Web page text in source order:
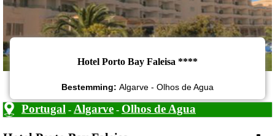
Hotel Porto Bay Faleisa ****
Bestemming: Algarve - Olhos de Agua
Portugal - Algarve - Olhos de Agua